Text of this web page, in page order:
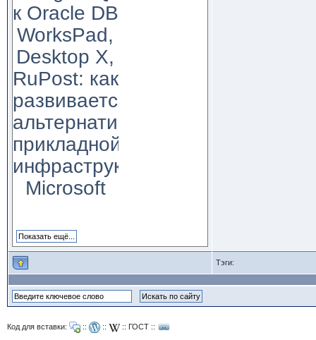
к Oracle DB
WorksPad,
Desktop X,
RuPost: как
развивается
альтернатива
прикладной
инфраструктуре
Microsoft
Тэги:
Код для вставки: :: :: :: ГОСТ::